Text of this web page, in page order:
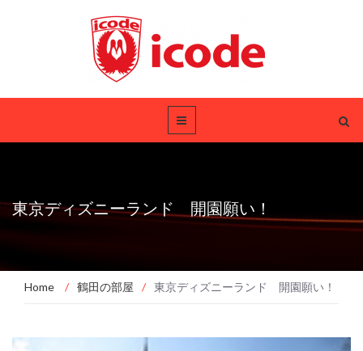
東京ディズニーランド 開園願い！
Home / 鶴田の部屋 / 東京ディズニーランド 開園願い！